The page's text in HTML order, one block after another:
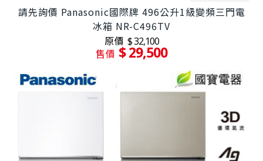
請先詢價 Panasonic國際牌 496公升1級變頻三門電
冰箱 NR-C496TV
原價 $ 32,100
售價 $ 29,500